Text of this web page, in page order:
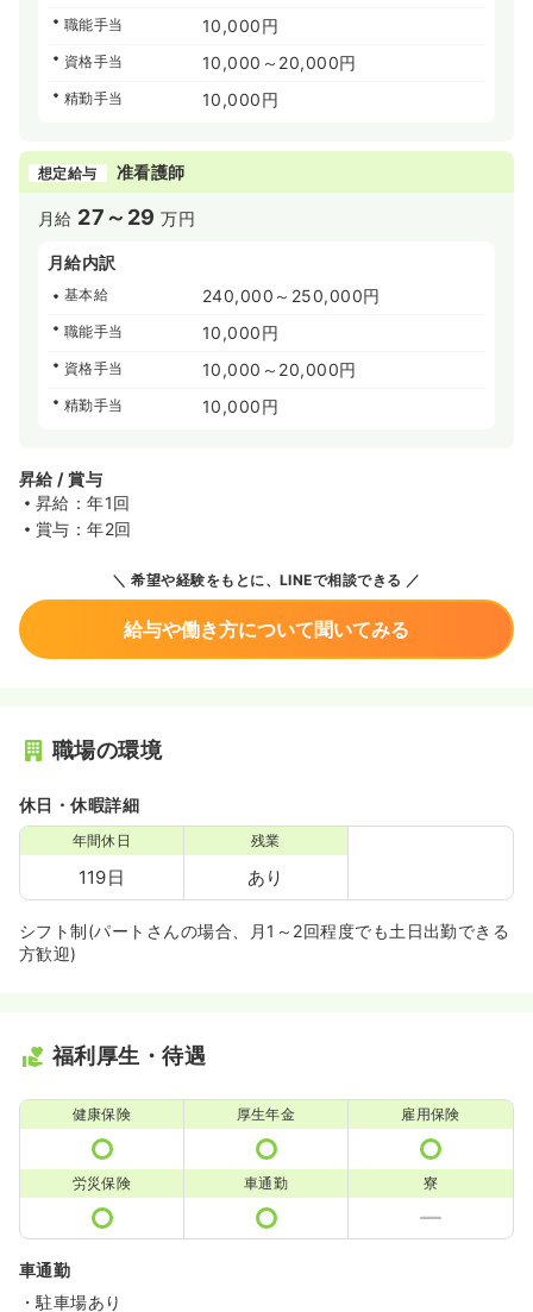
職能手当 10,000円
資格手当 10,000～20,000円
精勤手当 10,000円
想定給与 准看護師
月給 27～29 万円
月給内訳
基本給 240,000～250,000円
職能手当 10,000円
資格手当 10,000～20,000円
精勤手当 10,000円
昇給 / 賞与
昇給：年1回
賞与：年2回
希望や経験をもとに、LINEで相談できる
給与や働き方について聞いてみる
職場の環境
休日・休暇詳細
年間休日
119日
残業
あり
シフト制(パートさんの場合、月1～2回程度でも土日出勤できる
方歓迎)
福利厚生・待遇
健康保険 厚生年金 雇用保険
労災保険 車通勤 寮
車通勤
・駐車場あり